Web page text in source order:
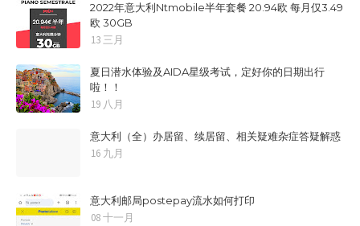
2022年意大利Ntmobile半年套餐 20.94欧 每月仅3.49
欧 30GB
13 三月
夏日潜水体验及AIDA星级考试，定好你的日期出行
啦！！
19 八月
意大利（全）办居留、续居留、相关疑难杂症答疑解惑
16 九月
意大利邮局postepay流水如何打印
08 十一月